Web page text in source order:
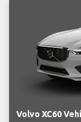
Volvo XC60